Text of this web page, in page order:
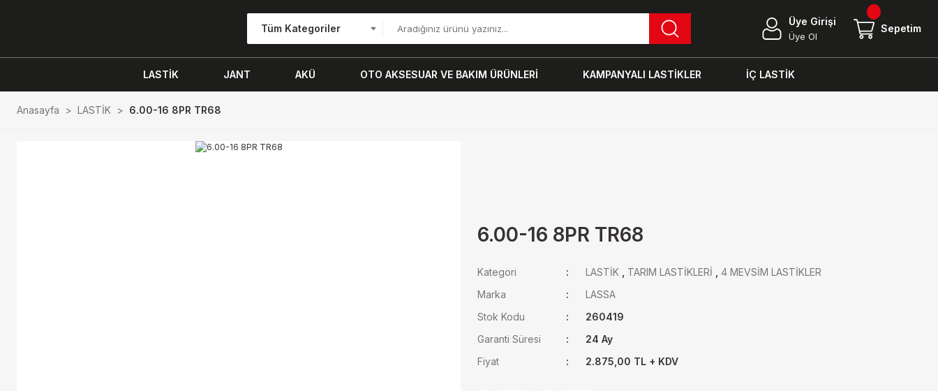
Tüm Kategoriler
Üye Girişi
Üye Ol
Sepetim
LASTİK JANT AKÜ OTO AKSESUAR VE BAKIM ÜRÜNLERİ KAMPANYALI LASTİKLER İÇ LASTİK
Anasayfa LASTİK 6.00-16 8PR TR68
6.00-16 8PR TR68
Kategori LASTİK TARIM LASTİKLERİ ,4 MEVSİM LASTİKLER
Marka
LASSA
Stok Kodu
260419
Garanti Süresi
24 Ay
Fiyat
2.875,00 TL + KDV